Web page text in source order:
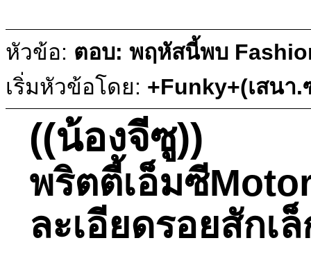
หัวข้อ: ตอบ: พฤหัสนี้พบ
เริ่มหัวข้อโดย: +Funky+(เสนา
((น้องจีซู))
พริตตี้เอ็มซี
ละเอียดรอยสัก